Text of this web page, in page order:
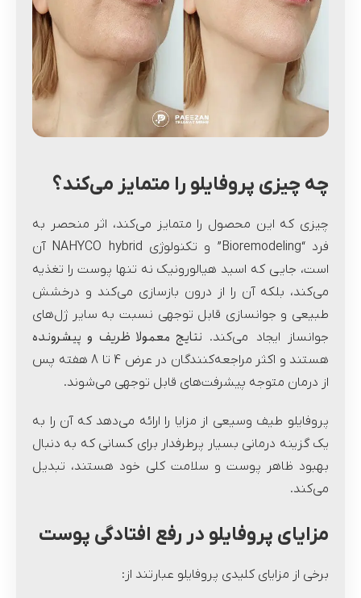
چه چیزی پروفایلو را متمایز می‌کند؟
چیزی که این محصول را متمایز می‌کند، اثر منحصر به
فرد “Bioremodeling” و تکنولوژی NAHYCO hybrid آن
است، جایی که اسید هیالورونیک نه تنها پوست را تغذیه
می‌کند، بلکه آن را از درون بازسازی می‌کند و درخشش
طبیعی و جوانسازی قابل توجهی نسبت به سایر ژل‌های
جوانساز ایجاد می‌کند. نتایج معمولا ظریف و پیشرونده
هستند و اکثر مراجعه‌کنندگان در عرض 4 تا 8 هفته پس
از درمان متوجه پیشرفت‌های قابل توجهی می‌شوند.
پروفایلو طیف وسیعی از مزایا را ارائه می‌دهد که آن را به
یک گزینه درمانی بسیار پرطرفدار برای کسانی که به دنبال
بهبود ظاهر پوست و سلامت کلی خود هستند، تبدیل
می‌کند.
مزایای پروفایلو در رفع افتادگی پوست
برخی از مزایای کلیدی پروفایلو عبارتند از: